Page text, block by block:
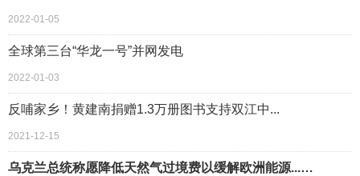
2022-01-05
全球第三台“华龙一号”并网发电
2022-01-03
反哺家乡！黄建南捐赠1.3万册图书支持双江中...
2021-12-15
乌克兰总统称愿降低天然气过境费以缓解欧洲能源...…